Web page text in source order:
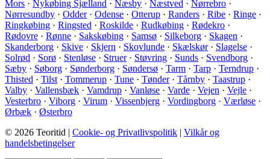
Mors · Nykøbing Sjælland · Næsby · Næstved · Nørrebro ·
Nørresundby · Odder· Odense · Otterup · Randers · Ribe · Ringe ·
Ringkøbing · Ringsted · Roskilde · Rudkøbing · Rødekro ·
Rødovre · Rønne · Sakskøbing · Samsø · Silkeborg · Skagen ·
Skanderborg · Skive · Skjern · Skovlunde · Skælskør· Slagelse ·
Solrød · Sorø · Stenløse · Struer· Støvring · Sunds · Svendborg ·
Sæby · Søborg · Sønderborg · Søndersø · Tarm · Tarp · Terndrup ·
Thisted · Tilst · Tommerup · Tune · Tønder· Tårnby · Taastrup ·
Valby · Vallensbæk · Vamdrup · Vanløse · Varde · Vejen · Vejle ·
Vesterbro · Viborg · Virum · Vissenbjerg · Vordingborg · Værløse ·
Ørbæk · Østerbro
© 2026 Teoritid | Cookie- og Privatlivspolitik | Vilkår og
handelsbetingelser